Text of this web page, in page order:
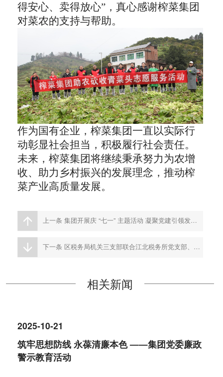
得安心、卖得放心” ， 真心感谢榨菜集团
对菜农的支持与帮助。
作为国有企业，榨菜集团一直以实际行
动彰显社会担当，积极履行社会责任。
未来， 榨菜集团将继续秉承努力为农增
收、 助力乡村振兴的发展理念 ， 推动榨
菜产业高质量发展。
上一条 集团开展庆 “七一” 主题活动 凝聚党建引领发展
动能
下一条 区税务局机关三支部联合江北税务所党支部、集
相关新闻
2025-10-21
筑牢思想防线 永葆清廉本色 ——集团党委廉政
警示教育活动